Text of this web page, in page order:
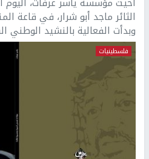
الثائر ماجد أبو شرار، في قاعة
وبدأت الفعالية بالنشيد
فلسطينيات